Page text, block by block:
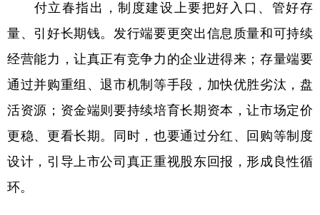
付立春指出，制度建设上要把好入口、管好存
量、引好长期钱。发行端要更突出信息质量和可持续
经营能力，让真正有竞争力的企业进得来；存量端要
通过并购重组、退市机制等手段，加快优胜劣汰，盘
活资源；资金端则要持续培育长期资本，让市场定价
更稳、更看长期。同时，也要通过分红、回购等制度
设计，引导上市公司真正重视股东回报，形成良性循
环。